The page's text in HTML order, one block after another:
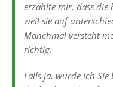
erzählte mir, dass die
weil sie auf
Manchmal versteht
richtig.
Falls ja, würde ich